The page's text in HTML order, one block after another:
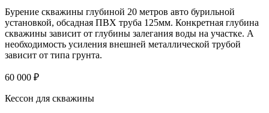
Бурение скважины глубиной 20 метров авто бурильной
установкой, обсадная ПВХ труба 125мм. Конкретная глубина
скважины зависит от глубины залегания воды на участке. А
необходимость усиления внешней металлической трубой
зависит от типа грунта.
60 000 ₽
Кессон для скважины